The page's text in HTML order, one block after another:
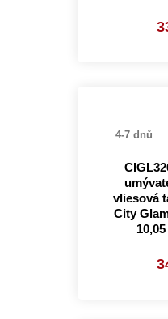
4-7 dnů
vliesová
City